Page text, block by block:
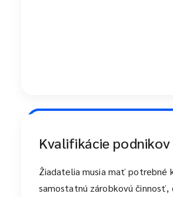
Kvalifikácie podnikov
Žiadatelia musia mať potrebné
samostatnú zárobkovú